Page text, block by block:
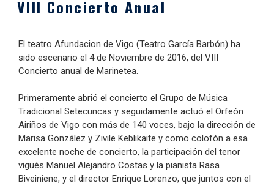
VIII Concierto Anual
El teatro Afundacion de Vigo (Teatro García Barbón) ha
sido escenario el 4 de Noviembre de 2016, del VIII
Concierto anual de Marinetea.
Primeramente abrió el concierto el Grupo de Música
Tradicional Setecuncas y seguidamente actuó el Orfeón
Airiños de Vigo con más de 140 voces, bajo la dirección de
Marisa González y Zivile Keblikaite y como colofón a esa
excelente noche de concierto, la participación del tenor
vigués Manuel Alejandro Costas y la pianista Rasa
Biveiniene, y el director Enrique Lorenzo, que juntos con el